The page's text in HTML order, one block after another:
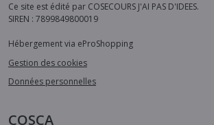
Ce site est édité par COSECOURS J'AI PAS D'IDEES.
SIREN : 7899849800019
Hébergement via eProShopping
Gestion des cookies
Données personnelles
COSCA